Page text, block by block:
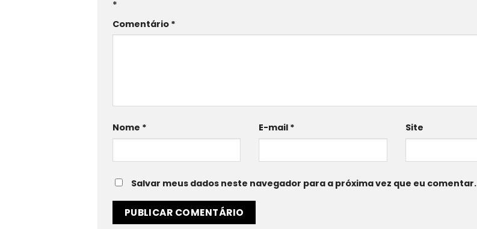
*
Comentário *
Nome * E-mail * Site
Salvar meus dados neste navegador para a próxima vez que eu comentar.